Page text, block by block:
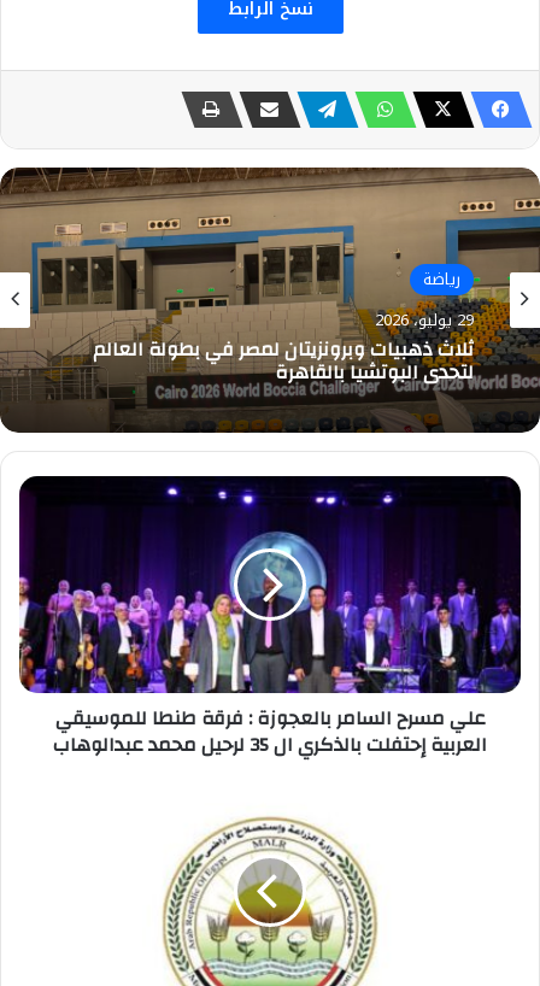
نسخ الرابط
رياضة
29 يوليو، 2026
ثلاث ذهبيات وبرونزيتان لمصر في بطولة العالم
لتحدي البوتشيا بالقاهرة
رياضة
27 يوليو، 2026
الظهور الأول لشاهندا المغربي في أمم أفريقيا
للسيدات
علي
مسرح
فرقة
طنطا
للموسيقي
العربية
إحتفلت
بالذكري
علي مسرح السامر بالعجوزة : فرقة طنطا للموسيقي
العربية إحتفلت بالذكري ال 35 لرحيل محمد عبدالوهاب